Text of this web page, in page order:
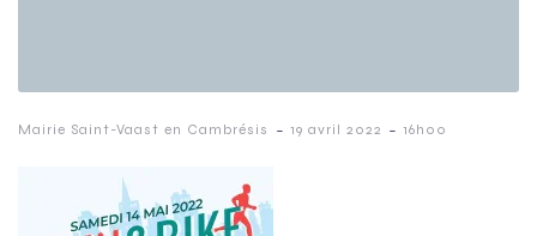
Mairie Saint-Vaast en Cambrésis - 19 avril 2022 - 16h00